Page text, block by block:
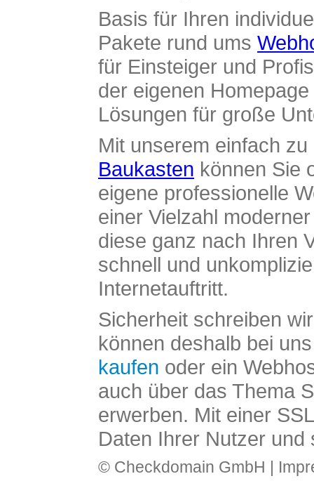
Basis für Ihren
Pakete rund ums
für Einsteiger und
der eigenen
Lösungen für große
Mit unserem einfach
Baukasten können Sie
eigene professionelle
einer Vielzahl
diese ganz nach Ihren
schnell und
Internetauftritt.
Sicherheit schreiben
können deshalb bei
kaufen oder ein
auch über das Thema
erwerben. Mit einer
Daten Ihrer Nutzer und
© Checkdomain GmbH |